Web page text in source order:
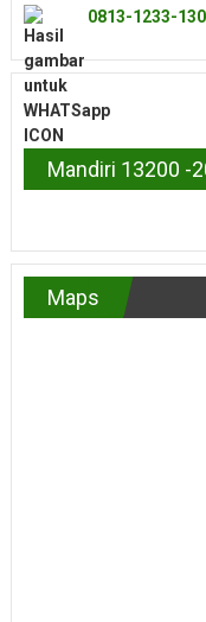
0813-1233-
Mandiri 13200 -
Maps